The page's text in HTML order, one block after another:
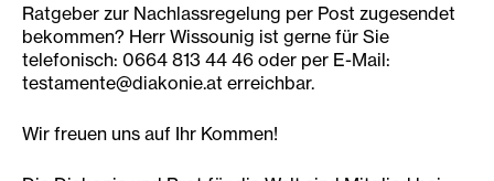
Ratgeber zur Nachlassregelung per Post zugesendet
bekommen? Herr Wissounig ist gerne für Sie
telefonisch: 0664 813 44 46 oder per E-Mail:
testamente@diakonie.at erreichbar.
Wir freuen uns auf Ihr Kommen!